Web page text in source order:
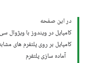
در این صفحه
کامپایل در ویندوز با ویژوال
کامپایل بر روی پلتفرم های
آماده سازی پلتفرم